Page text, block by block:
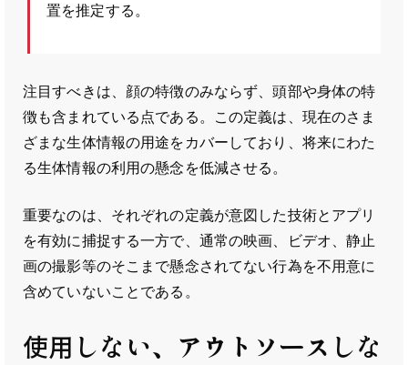
置を推定する。
注目すべきは、顔の特徴のみならず、頭部や身体の特
徴も含まれている点である。この定義は、現在のさま
ざまな生体情報の用途をカバーしており、将来にわた
る生体情報の利用の懸念を低減させる。
重要なのは、それぞれの定義が意図した技術とアプリ
を有効に捕捉する一方で、通常の映画、ビデオ、静止
画の撮影等のそこまで懸念されてない行為を不用意に
含めていないことである。
使用しない、アウトソースしな